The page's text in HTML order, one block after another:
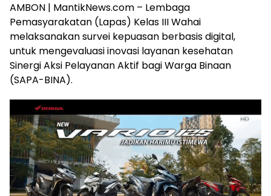
AMBON | MantikNews.com – Lembaga
Pemasyarakatan (Lapas) Kelas III Wahai
melaksanakan survei kepuasan berbasis digital,
untuk mengevaluasi inovasi layanan kesehatan
Sinergi Aksi Pelayanan Aktif bagi Warga Binaan
(SAPA-BINA).